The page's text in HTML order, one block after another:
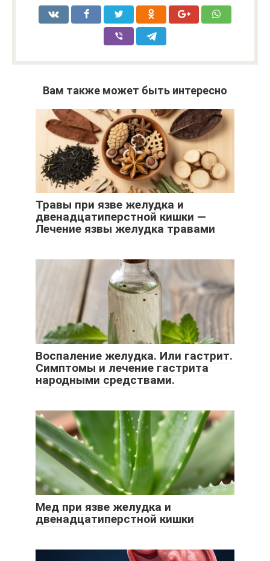
Вам также может быть интересно
Травы при язве желудка и
двенадцатиперстной кишки —
Лечение язвы желудка травами
Воспаление желудка. Или гастрит.
Симптомы и лечение гастрита
народными средствами.
Мед при язве желудка и
двенадцатиперстной кишки